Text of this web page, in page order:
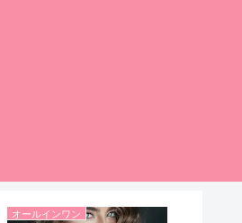
オールインワン